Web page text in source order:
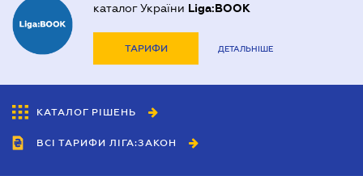
каталог України Liga:BOOK
ТАРИФИ ДЕТАЛЬНІШЕ
КАТАЛОГ РІШЕНЬ
ВСІ ТАРИФИ ЛІГА:ЗАКОН